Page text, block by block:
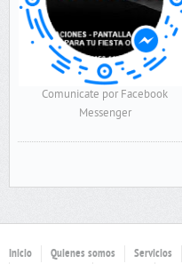
Comunicate por Facebook
Messenger
Inicio Quienes somos Servicios